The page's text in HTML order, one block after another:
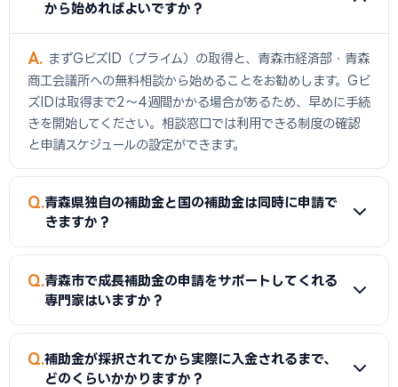
から始めればよいですか？
A
まずGビズID（プライム）の取得と、青森市経済部・青森
商工会議所への無料相談から始めることをお勧めします。Gビ
ズIDは取得まで2〜4週間かかる場合があるため、早めに手続
きを開始してください。相談窓口では利用できる制度の確認
と申請スケジュールの設定ができます。
Q 青森県独自の補助金と国の補助金は同時に申請で
きますか？
A
同一経費への重複申請は禁止されていますが、経費の種類
を分けることで両方の制度を活用できる場合があります。例え
独自補助金を申請するといった方法です。必ず両制度の担当
窓口に事前確認してください。
Q 青森市で成長補助金の申請をサポートしてくれる
専門家はいますか？
A
青森市経済部・青森商工会議所では無料相談を実施してい
ます。また、青森県のよろず支援拠点でも経営全般の相談が
Q 補助金が採択されてから実際に入金されるまで、
どのくらいかかりますか？